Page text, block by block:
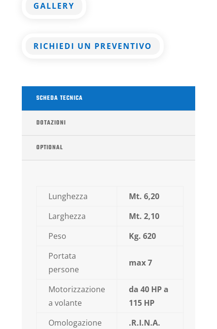
GALLERY
RICHIEDI UN PREVENTIVO
SCHEDA TECNICA
DOTAZIONI
OPTIONAL
Lunghezza Mt. 6,20
Larghezza
Mt. 2,10
Peso
Kg. 620
Portata
persone
max 7
Motorizzazione
a volante
da 40 HP a
115 HP
Omologazione
.R.I.N.A.